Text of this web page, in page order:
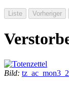
Bild: